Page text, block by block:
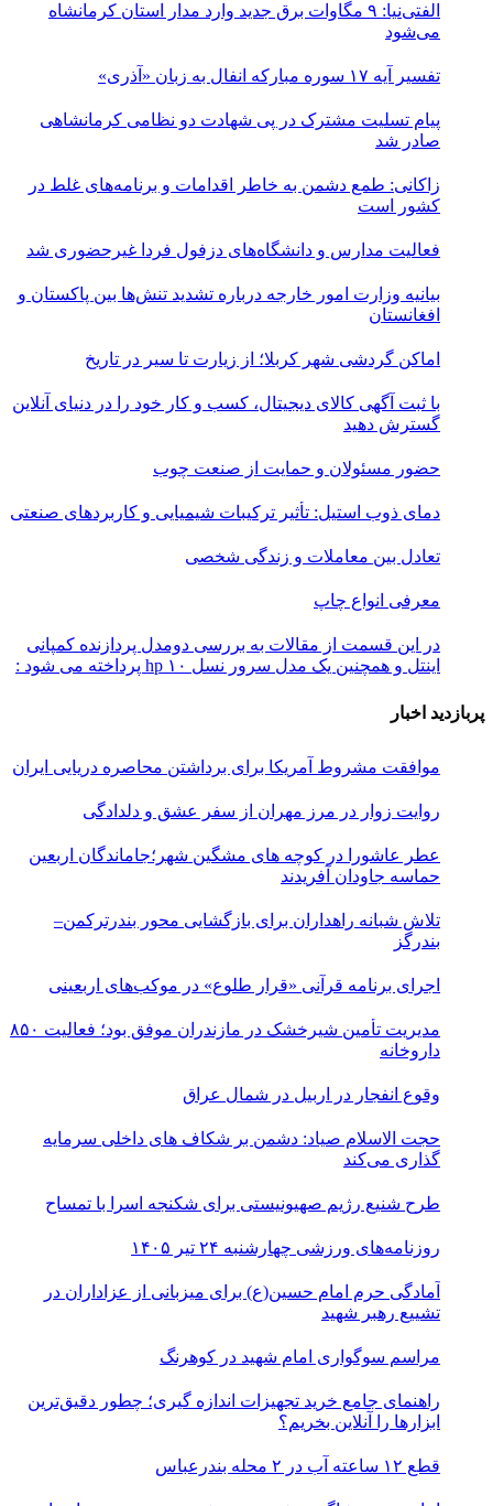
الفتی‌نیا: ۹ مگاوات برق جدید وارد مدار استان کرمانشاه
می‌شود
تفسیر آیه ۱۷ سوره مبارکه انفال به زبان «آذری»
پیام تسلیت مشترک در پی شهادت دو نظامی کرمانشاهی
صادر شد
زاکانی: طمع دشمن به خاطر اقدامات و برنامه‌های غلط در
کشور است
فعالیت مدارس و دانشگاه‌های دزفول فردا غیرحضوری شد
بیانیه وزارت امور خارجه درباره تشدید تنش‌ها بین پاکستان و
افغانستان
اماکن گردشی شهر کربلا؛ از زیارت تا سیر در تاریخ
با ثبت آگهی کالای دیجیتال، کسب و کار خود را در دنیای آنلاین
گسترش دهید
حضور مسئولان و حمایت از صنعت چوب
دمای ذوب استیل: تأثیر ترکیبات شیمیایی و کاربردهای صنعتی
تعادل بین معاملات و زندگی شخصی
معرفی انواع چاپ
در این قسمت از مقالات به بررسی دو‌مدل پردازنده کمپانی
اینتل و همچنین یک مدل سرور نسل ۱۰ hp پرداخته می شود :
پربازدید اخبار
موافقت مشروط آمریکا برای برداشتن محاصره دریایی ایران
روایت زوار در مرز مهران از سفر عشق و دلدادگی
عطر عاشورا در کوچه های مشگین شهر؛جاماندگان اربعین
حماسه جاودان آفریدند
تلاش شبانه راهداران برای بازگشایی محور بندرترکمن–
بندرگز
اجرای برنامه قرآنی «قرار طلوع» در موکب‌های اربعینی
مدیریت تأمین شیرخشک در مازندران موفق بود؛ فعالیت ۸۵۰
داروخانه
وقوع انفجار در اربیل در شمال عراق
حجت الاسلام صیاد: دشمن بر شکاف‌ های داخلی سرمایه‌
گذاری می‌کند
طرح شنیع رژیم صهیونیستی برای شکنجه اسرا با تمساح
روزنامه‌های ورزشی چهارشنبه ۲۴ تیر ۱۴۰۵
آمادگی حرم امام حسین(ع) برای میزبانی از عزاداران در
تشییع رهبر شهید
مراسم سوگواری امام شهید در کوهرنگ
راهنمای جامع خرید تجهیزات اندازه گیری؛ چطور دقیق‌ترین
ابزارها را آنلاین بخریم؟
قطع ۱۲ ساعته آب در ۲ محله بندرعباس